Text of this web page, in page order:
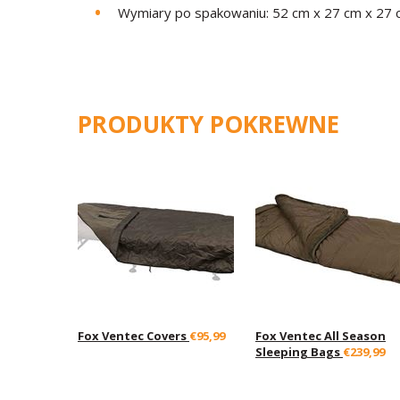
Wymiary po spakowaniu: 52 cm x 27 cm x 27
PRODUKTY POKREWNE
Fox Ventec Covers €95,99
Fox Ventec All Season
Sleeping Bags €239,99